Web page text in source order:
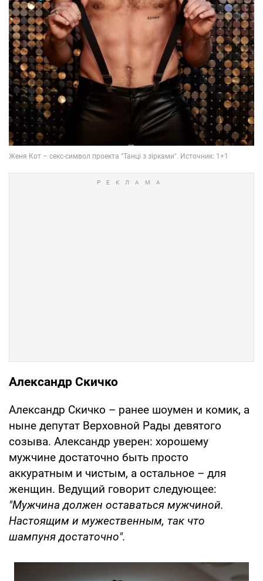
Александр Скичко
Александр Скичко – ранее шоумен и комик, а
ныне депутат Верховной Рады девятого
созыва. Александр уверен: хорошему
мужчине достаточно быть просто
аккуратным и чистым, а остальное – для
женщин. Ведущий говорит следующее:
"Мужчина должен оставаться мужчиной.
Настоящим и мужественным, так что
шампуня достаточно".